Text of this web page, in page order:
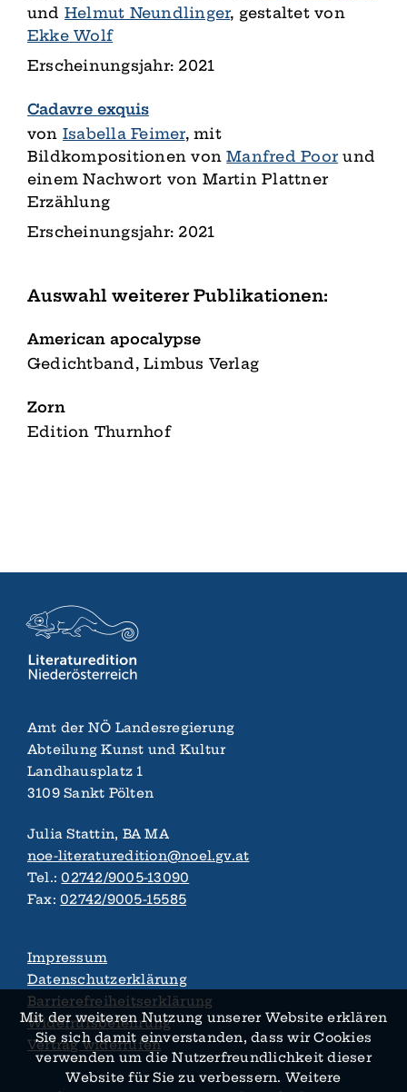
und Helmut Neundlinger, gestaltet von
Ekke Wolf
Erscheinungsjahr: 2021
Cadavre exquis
von Isabella Feimer, mit
Bildkompositionen vonManfred Poor und
einem Nachwort von Martin Plattner
Erzählung
Erscheinungsjahr: 2021
Auswahl weiterer Publikationen:
American apocalypse
Gedichtband, Limbus Verlag
Zorn
Edition Thurnhof
Amt der NÖ Landes­regierung
Abteilung Kunst und Kultur
Landhaus­platz 1
3109 Sankt Pölten
Julia Stattin, BA MA
noe-literaturedition@noel.gv.at
Tel.:02742/9005-13090
Fax:02742/9005-15585
Impressum
Datenschutzerklärung
Barrierefreiheitserklärung
Widerrufsbelehrung
Vertrag widerrufen
Mit der weiteren Nutzung unserer Website erklären
Sie sich damit ein­verstanden, dass wir Cookies
verwenden um die Nutzer­­freundlichkeit dieser
Website für Sie zu verbessern. Weitere